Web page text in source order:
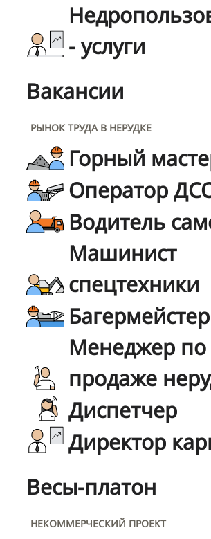
- услуги
Вакансии
РЫНОК ТРУДА В НЕРУДКЕ
Горный
Оператор
Водитель
Машинист
спецтехники
Багермейстер
Менеджер по
продаже
Диспетчер
Директор
Весы-платон
НЕКОММЕРЧЕСКИЙ ПРОЕКТ